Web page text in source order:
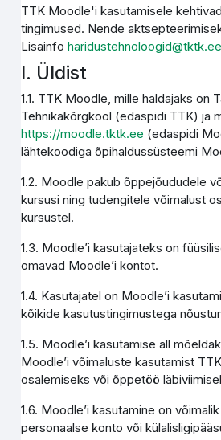
TTK Moodle'i kasutamisele
tingimused. Nende
Lisainfoharidustehnoloogid@tktk.ee
I. Üldist
1.1. TTK Moodle, mille haldajaks on
Tehnikakõrgkool (edaspidi TTK) ja
https://moodle.tktk.ee (edaspidi
lähtekoodiga õpihaldussüsteemi
1.2. Moodle pakub õppejõududele
kursusi ning tudengitele võimalust
kursustel.
1.3. Moodle’i kasutajateks on
omavad Moodle’i kontot.
1.4. Kasutajatel on Moodle’i
kõikide kasutustingimustega
1.5. Moodle’i kasutamise all
Moodle’i võimaluste kasutamist
osalemiseks või õppetöö
1.6. Moodle’i kasutamine on
personaalse konto või